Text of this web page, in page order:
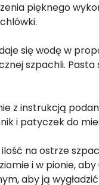
pięknego
się wodę w
szpachli. Pasta
z instrukcją
i patyczek do
na ostrze
i w pionie,
aby ją